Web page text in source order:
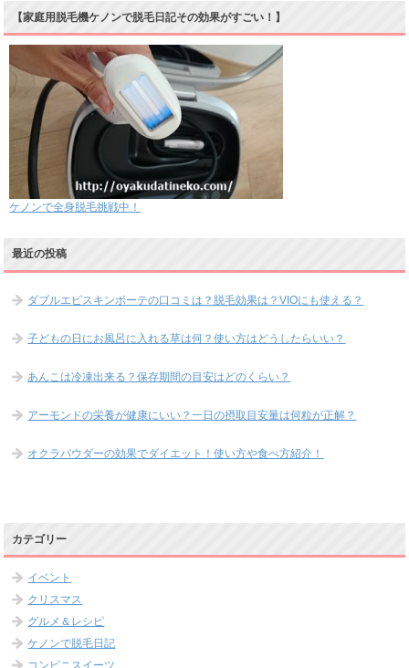
【家庭用脱毛機ケノンで脱毛日記その効果がすごい！】
ケノンで全身脱毛挑戦中！
最近の投稿
ダブルエピスキンボーテの口コミは？脱毛効果は？VIOにも使える？
子どもの日にお風呂に入れる草は何？使い方はどうしたらいい？
あんこは冷凍出来る？保存期間の目安はどのくらい？
アーモンドの栄養が健康にいい？一日の摂取目安量は何粒が正解？
オクラパウダーの効果でダイエット！使い方や食べ方紹介！
カテゴリー
イベント
クリスマス
グルメ＆レシピ
ケノンで脱毛日記
コンビニスイーツ